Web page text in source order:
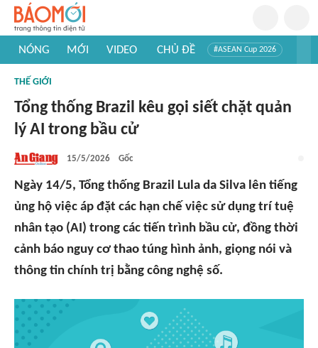
NÓNG MỚI VIDEO CHỦ ĐỀ #ASEAN Cup 2026
#Khám phá thế giới
THẾ GIỚI
Tổng thống Brazil kêu gọi siết chặt quản
lý AI trong bầu cử
15/5/2026 Gốc
Ngày 14/5, Tổng thống Brazil Lula da Silva lên tiếng
ủng hộ việc áp đặt các hạn chế việc sử dụng trí tuệ
nhân tạo (AI) trong các tiến trình bầu cử, đồng thời
cảnh báo nguy cơ thao túng hình ảnh, giọng nói và
thông tin chính trị bằng công nghệ số.